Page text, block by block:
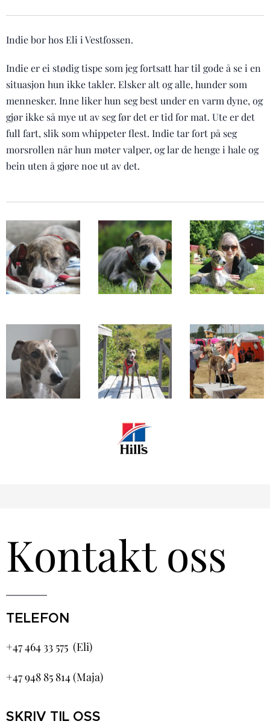
Indie bor hos Eli i Vestfossen.
Indie er ei stødig tispe som jeg fortsatt har til gode å se i en
situasjon hun ikke takler. Elsker alt og alle, hunder som
mennesker. Inne liker hun seg best under en varm dyne, og
gjør ikke så mye ut av seg før det er tid for mat. Ute er det
full fart, slik som whippeter flest. Indie tar fort på seg
morsrollen når hun møter valper, og lar de henge i hale og
bein uten å gjøre noe ut av det.
Kontakt oss
TELEFON
+47 464 33 575 (Eli)
+47 948 85 814 (Maja)
SKRIV TIL OSS